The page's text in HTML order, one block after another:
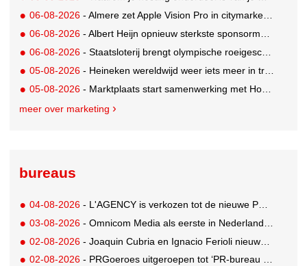
06-08-2026 - Almere zet Apple Vision Pro in citymarketing
06-08-2026 - Albert Heijn opnieuw sterkste sponsormerk, PostNL daalt
06-08-2026 - Staatsloterij brengt olympische roeigeschiedenis tot leven voor WK Roeien
05-08-2026 - Heineken wereldwijd weer iets meer in trek
05-08-2026 - Marktplaats start samenwerking met House of Cars
meer over marketing
bureaus
04-08-2026 - L'AGENCY is verkozen tot de nieuwe PR-partner van KoRo
03-08-2026 - Omnicom Media als eerste in Nederland actief met advertenties in ChatGPT
02-08-2026 - Joaquin Cubria en Ignacio Ferioli nieuwe Global CCO’s GUT, Renata Neumann Global Head of Production
02-08-2026 - PRGoeroes uitgeroepen tot ‘PR-bureau van het jaar 2026’